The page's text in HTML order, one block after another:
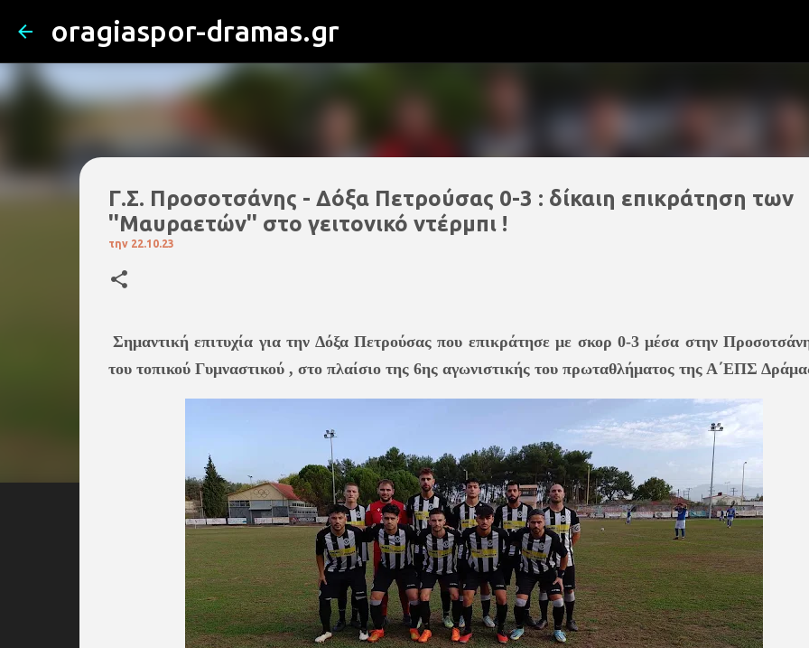
oragiaspor-dramas.gr
Γ.Σ. Προσοτσάνης - Δόξα Πετρούσας 0-3 : δίκαιη επικράτηση των
''Μαυραετών'' στο γειτονικό ντέρμπι !
την 22.10.23
Σημαντική επιτυχία για την Δόξα Πετρούσας που επικράτησε με σκορ 0-3 μέσα στην
του τοπικού Γυμναστικού , στο πλαίσιο της 6ης αγωνιστικής του πρωταθλήματος της Α΄ΕΠΣ